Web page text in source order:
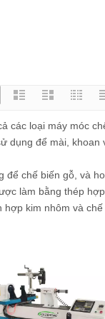
các loại máy móc
dụng để mài, khoan
để chế biến gỗ, và
làm bằng thép hợp
hợp kim nhôm và chế